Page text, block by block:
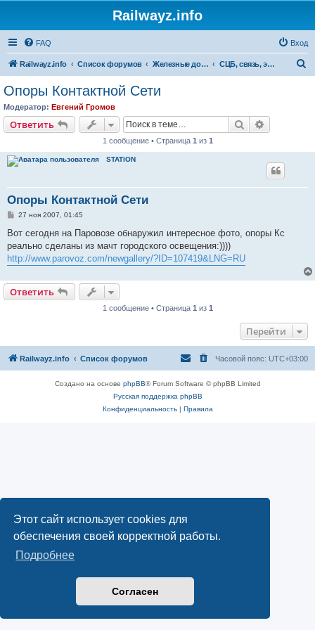
Этот сайт использует cookies для
обеспечения своей корректной работы.
Подробнее
Согласен
Railwayz.info
FAQ Вход
Railwayz.info Список форумов Железные дороги СЦБ, связь, электроснабжение, путь
Опоры Контактной Сети
Модератор: Евгений Громов
Ответить Поиск
1 сообщение • Страница 1 из 1
STATION
Опоры Контактной Сети
С
о
щ
е
н
е
27 ноя 2007, 01:45
Вот сегодня на Паровозе обнаружил интересное фото, опоры Кс
реально сделаны из мачт городского освещения:))))
http://www.parovoz.com/newgallery/?ID=107419&LNG=RU
Ответить
1 сообщение • Страница 1 из 1
Перейти
Railwayz.info Список форумов Часовой пояс: UTC+03:00
Создано на основе phpBB® Forum Software © phpBB Limited
Русская поддержка phpBB
Конфиденциальность| Правила